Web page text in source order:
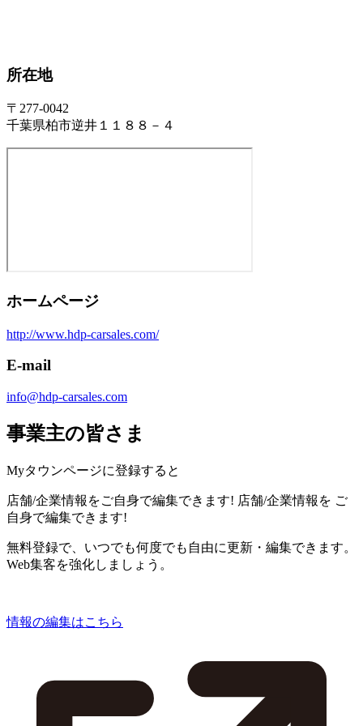
所在地
〒277-0042
千葉県柏市逆井１１８８－４
ホームページ
http://www.hdp-carsales.com/
E-mail
info@hdp-carsales.com
事業主の皆さま
Myタウンページに登録すると
店舗/企業情報をご自身で編集できます! 店舗/企業情報を ご
自身で編集できます!
無料登録で、いつでも何度でも自由に更新・編集できます。
Web集客を強化しましょう。
情報の編集はこちら